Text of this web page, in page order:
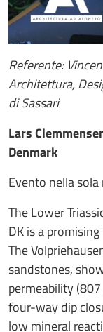
Referente:
Architettura,
di Sassari
Lars
Denmark
Evento nella
The Lower
DK is a
The
sandstones,
permeability
four-way dip
low mineral